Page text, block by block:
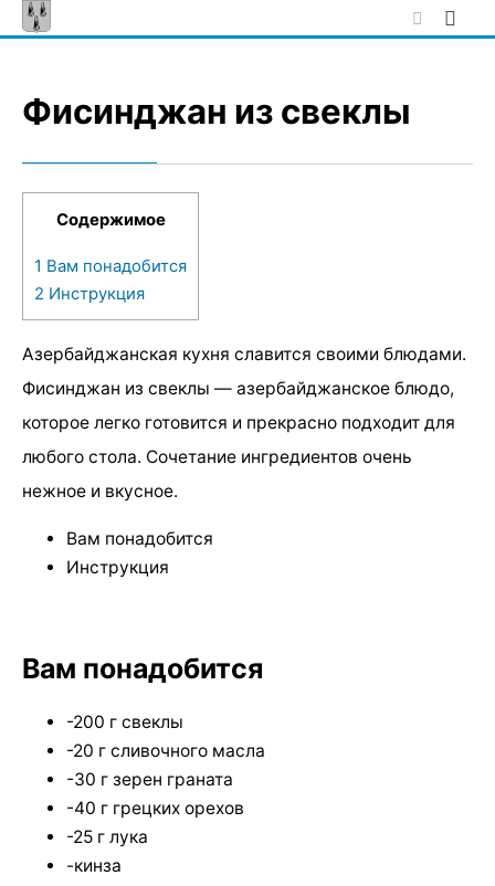
Skip
to
Фисинджан из свеклы
Содержимое
1 Вам понадобится
2 Инструкция
Азербайджанская кухня славится своими блюдами.
Фисинджан из свеклы — азербайджанское блюдо,
которое легко готовится и прекрасно подходит для
любого стола. Сочетание ингредиентов очень
нежное и вкусное.
Вам понадобится
Инструкция
Вам понадобится
-200 г свеклы
-20 г сливочного масла
-30 г зерен граната
-40 г грецких орехов
-25 г лука
-кинза